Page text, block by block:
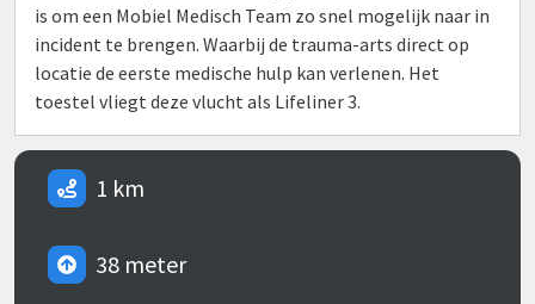
is om een Mobiel Medisch Team zo snel mogelijk naar in
incident te brengen. Waarbij de trauma-arts direct op
locatie de eerste medische hulp kan verlenen. Het
toestel vliegt deze vlucht als Lifeliner 3.
1 km
38 meter